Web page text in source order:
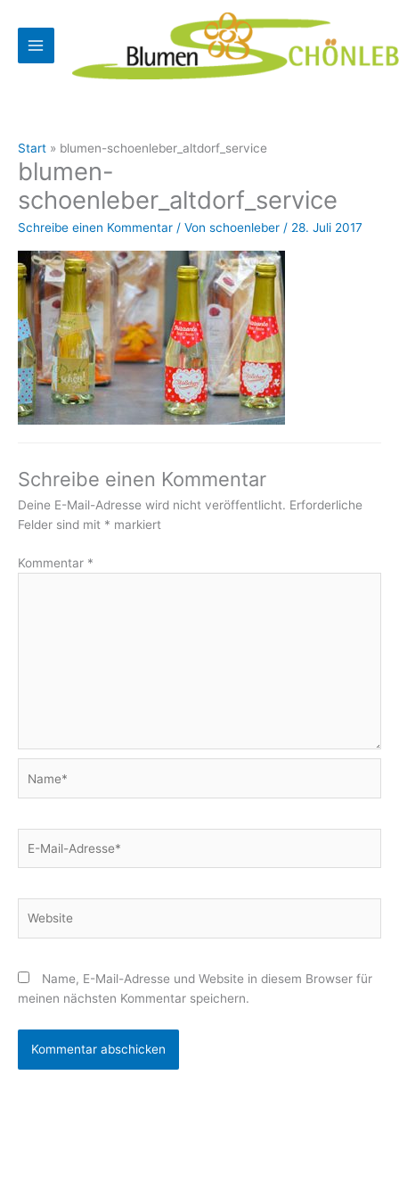
Inhalt
springen
Start blumen-schoenleber_altdorf_service
blumen-
schoenleber_altdorf_service
Schreibe einen Kommentar / Von schoenleber / 28. Juli 2017
Schreibe einen Kommentar
Deine E-Mail-Adresse wird nicht veröffentlicht. Erforderliche
Felder sind mit * markiert
Kommentar *
Mail-
Name, E-Mail-Adresse und Website in diesem Browser für
meinen nächsten Kommentar speichern.